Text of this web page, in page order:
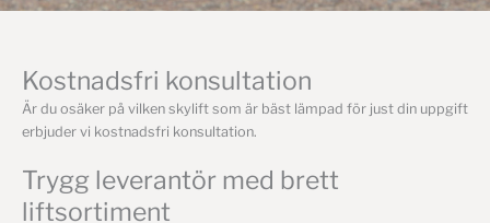
Kostnadsfri konsultation
Är du osäker på vilken skylift som är bäst lämpad för just din uppgift
erbjuder vi kostnadsfri konsultation.
Trygg leverantör med brett
liftsortiment